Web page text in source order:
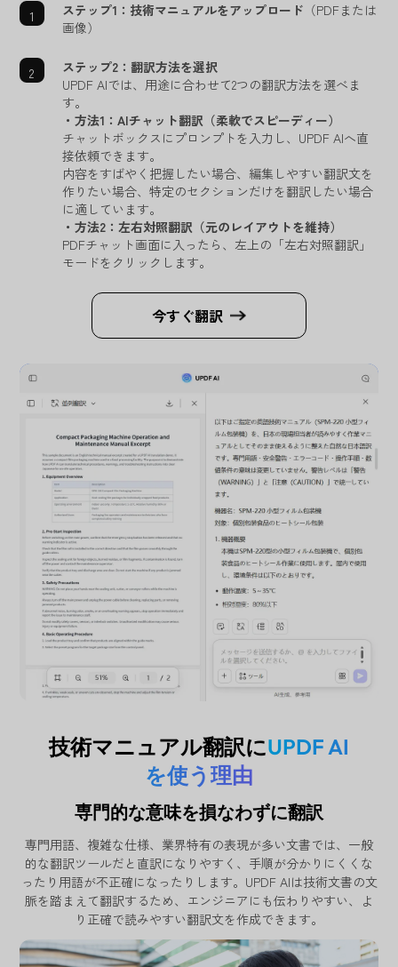
ステップ1：技術マニュアルをアップロード （PDFまたは
画像）
ステップ2：翻訳方法を選択
UPDF AIでは、用途に合わせて2つの翻訳方法を選べま
す。
・方法1：AIチャット翻訳（柔軟でスピーディー）
チャットボックスにプロンプトを入力し、UPDF AIへ直
接依頼できます。
内容をすばやく把握したい場合、編集しやすい翻訳文を
作りたい場合、特定のセクションだけを翻訳したい場合
に適しています。
・方法2：左右対照翻訳（元のレイアウトを維持）
PDFチャット画面に入ったら、左上の「左右対照翻訳」
モードをクリックします。
今すぐ翻訳
技術マニュアル翻訳にUPDF AI
を使う理由
専門的な意味を損なわずに翻訳
専門用語、複雑な仕様、業界特有の表現が多い文書では、一般
的な翻訳ツールだと直訳になりやすく、手順が分かりにくくな
ったり用語が不正確になったりします。UPDF AIは技術文書の文
脈を踏まえて翻訳するため、エンジニアにも伝わりやすい、よ
り正確で読みやすい翻訳文を作成できます。